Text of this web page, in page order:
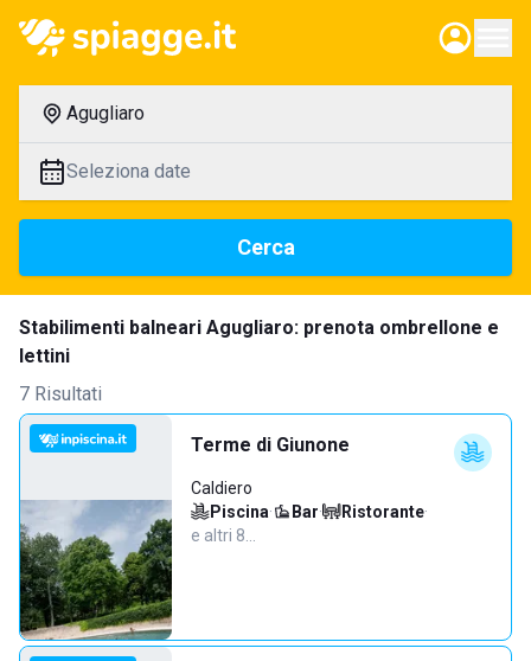
Agugliaro
Seleziona date
Cerca
Stabilimenti balneari Agugliaro: prenota ombrellone e
lettini
7 Risultati
Terme di Giunone
Caldiero
Piscina· Bar· Ristorante·
e altri 8…